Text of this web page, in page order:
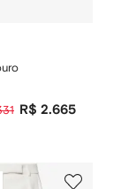
R$ 2.665